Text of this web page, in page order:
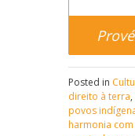
Posted in
direito à terra,
povos
harmonia